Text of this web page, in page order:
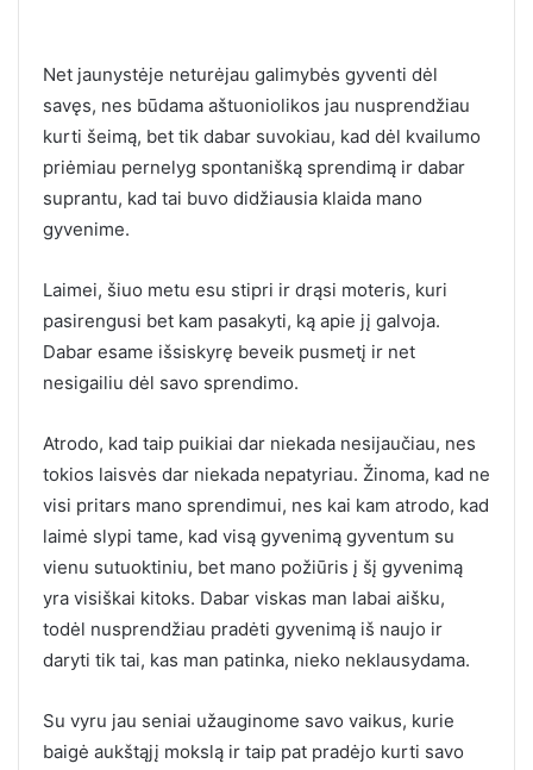
Net jaunystėje neturėjau galimybės gyventi dėl
savęs, nes būdama aštuoniolikos jau nusprendžiau
kurti šeimą, bet tik dabar suvokiau, kad dėl kvailumo
priėmiau pernelyg spontanišką sprendimą ir dabar
suprantu, kad tai buvo didžiausia klaida mano
gyvenime.
Laimei, šiuo metu esu stipri ir drąsi moteris, kuri
pasirengusi bet kam pasakyti, ką apie jį galvoja.
Dabar esame išsiskyrę beveik pusmetį ir net
nesigailiu dėl savo sprendimo.
Atrodo, kad taip puikiai dar niekada nesijaučiau, nes
tokios laisvės dar niekada nepatyriau. Žinoma, kad ne
visi pritars mano sprendimui, nes kai kam atrodo, kad
laimė slypi tame, kad visą gyvenimą gyventum su
vienu sutuoktiniu, bet mano požiūris į šį gyvenimą
yra visiškai kitoks. Dabar viskas man labai aišku,
todėl nusprendžiau pradėti gyvenimą iš naujo ir
daryti tik tai, kas man patinka, nieko neklausydama.
Su vyru jau seniai užauginome savo vaikus, kurie
baigė aukštąjį mokslą ir taip pat pradėjo kurti savo